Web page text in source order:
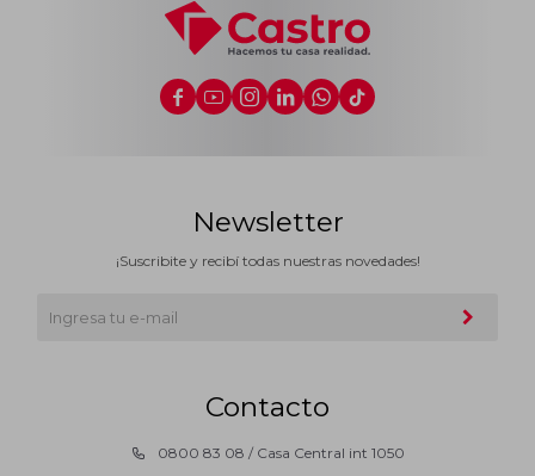
     
Contacto
0800 83 08 / Casa Central int 1050
Newsletter
¡Suscribite y recibí todas nuestras novedades!